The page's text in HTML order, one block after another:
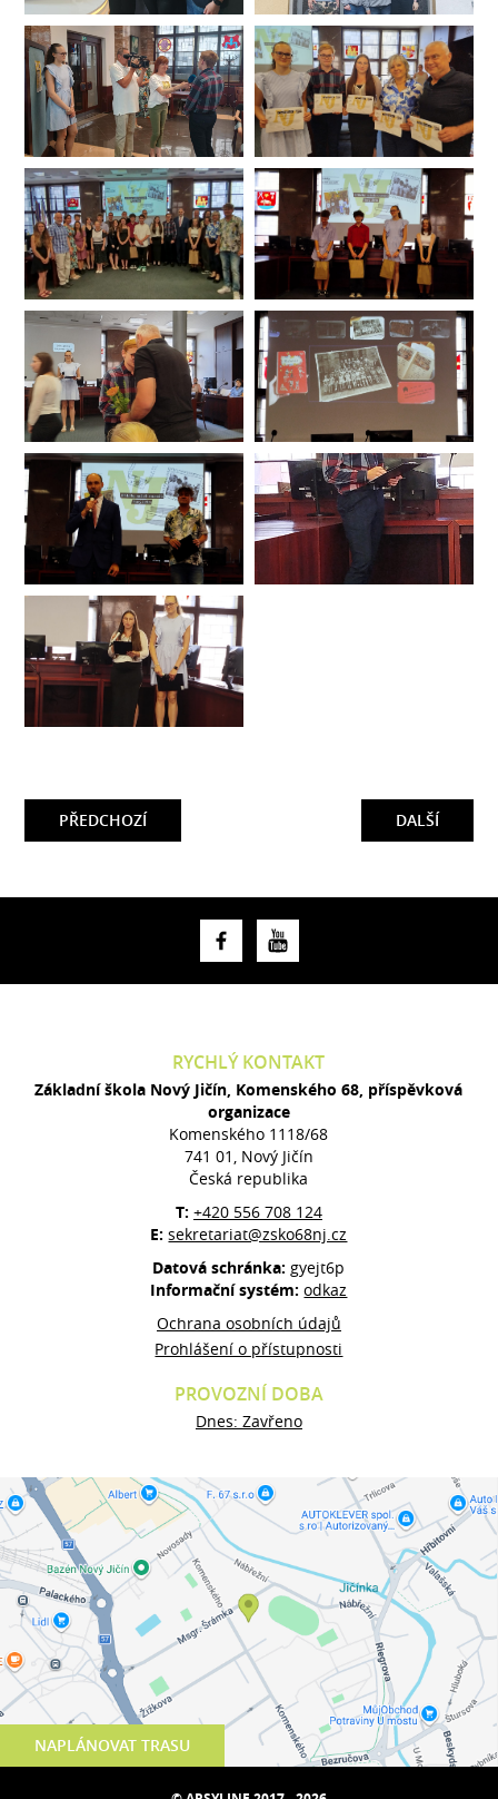
DALŠÍ
PŘEDCHOZÍ
NAPLÁNOVAT TRASU
RYCHLÝ KONTAKT
Základní škola Nový Jičín, Komenského 68, příspěvková
organizace
Komenského 1118/68
741 01, Nový Jičín
Česká republika
T: +420 556 708 124
E:sekretariat@zsko68nj.cz
Datová schránka:gyejt6p
Informační systém:odkaz
Ochrana osobních údajů
Prohlášení o přístupnosti
PROVOZNÍ DOBA
Dnes: Zavřeno